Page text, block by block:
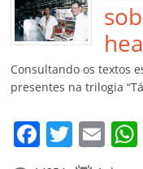
o
o
k
Consultando os textos
presentes na trilogia
F
a
T
w
E
m